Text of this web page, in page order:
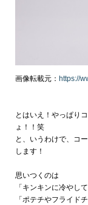
画像転載元： https://
とはいえ！やっぱり
ょ！！笑
と、いうわけで、コ
します！
思いつくのは
「キンキンに冷やし
「ポテチやフライド